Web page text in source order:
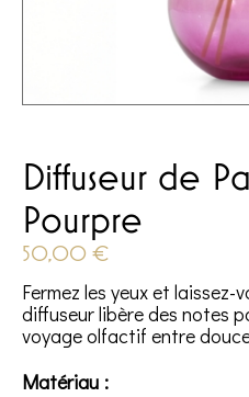
Diffuseur de
Pourpre
50,00 €
Fermez les yeux et
diffuseur libère des notes
voyage olfactif entre
Matériau